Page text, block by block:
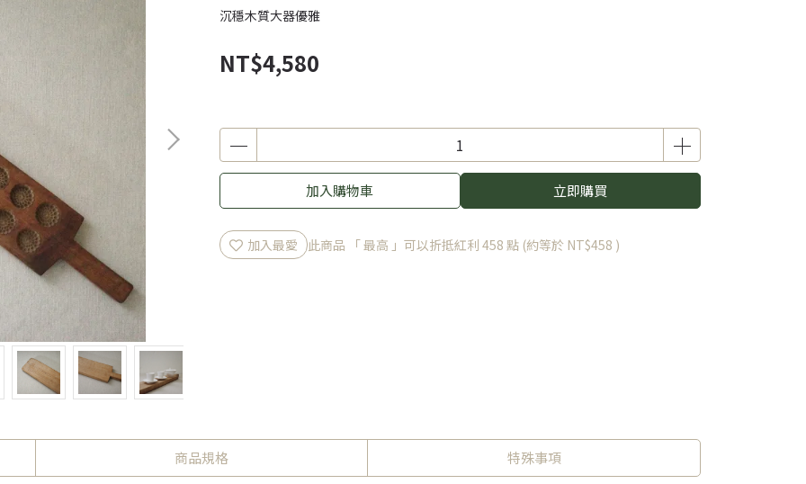
沉穩木質大器優雅
NT$4,580
加入購物車 立即購買
加入最愛 此商品 「 最高 」可以折抵紅利 458 點 (約等於 NT$458 )
商品規格 特殊事項